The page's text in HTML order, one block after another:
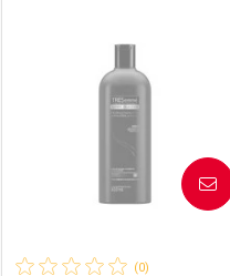
Laboratório
Por Menos
(0)
AVISE-ME